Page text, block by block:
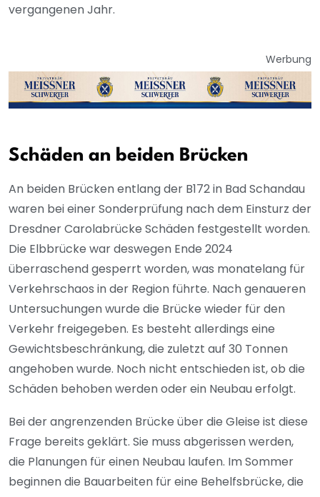
vergangenen Jahr.
Werbung
Schäden an beiden Brücken
An beiden Brücken entlang der B172 in Bad Schandau
waren bei einer Sonderprüfung nach dem Einsturz der
Dresdner Carolabrücke Schäden festgestellt worden.
Die Elbbrücke war deswegen Ende 2024
überraschend gesperrt worden, was monatelang für
Verkehrschaos in der Region führte. Nach genaueren
Untersuchungen wurde die Brücke wieder für den
Verkehr freigegeben. Es besteht allerdings eine
Gewichtsbeschränkung, die zuletzt auf 30 Tonnen
angehoben wurde. Noch nicht entschieden ist, ob die
Schäden behoben werden oder ein Neubau erfolgt.
Bei der angrenzenden Brücke über die Gleise ist diese
Frage bereits geklärt. Sie muss abgerissen werden,
die Planungen für einen Neubau laufen. Im Sommer
beginnen die Bauarbeiten für eine Behelfsbrücke, die